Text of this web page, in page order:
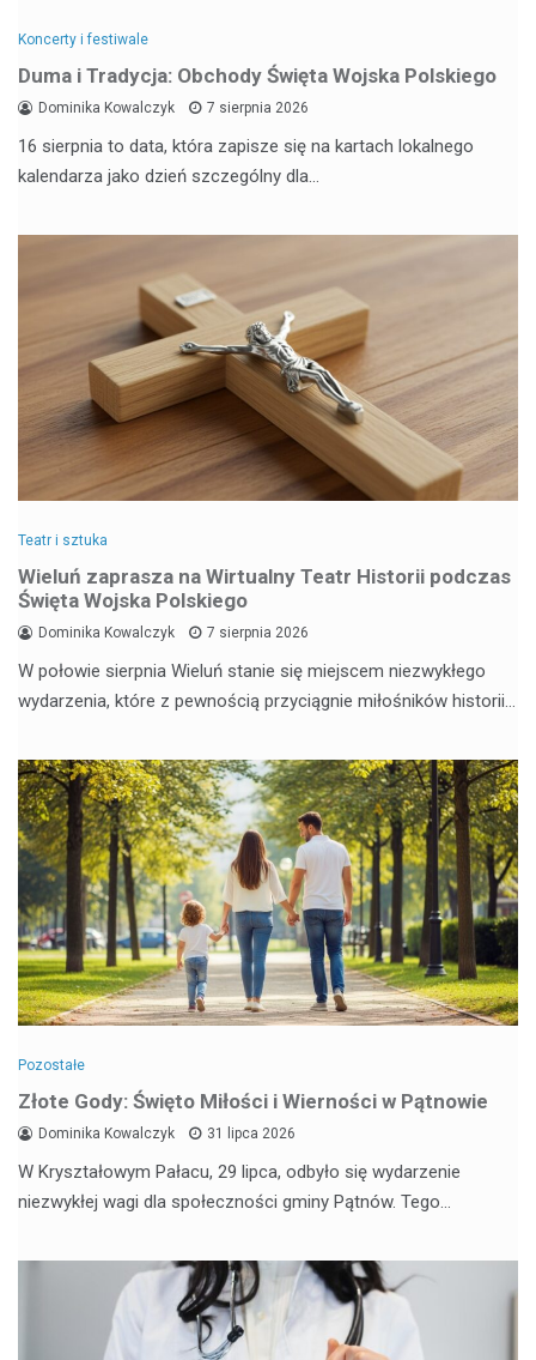
Koncerty i festiwale
Duma i Tradycja: Obchody Święta Wojska Polskiego
Dominika Kowalczyk 7 sierpnia 2026
16 sierpnia to data, która zapisze się na kartach lokalnego
kalendarza jako dzień szczególny dla…
Teatr i sztuka
Wieluń zaprasza na Wirtualny Teatr Historii podczas
Święta Wojska Polskiego
Dominika Kowalczyk 7 sierpnia 2026
W połowie sierpnia Wieluń stanie się miejscem niezwykłego
wydarzenia, które z pewnością przyciągnie miłośników historii…
Pozostałe
Złote Gody: Święto Miłości i Wierności w Pątnowie
Dominika Kowalczyk 31 lipca 2026
W Kryształowym Pałacu, 29 lipca, odbyło się wydarzenie
niezwykłej wagi dla społeczności gminy Pątnów. Tego…